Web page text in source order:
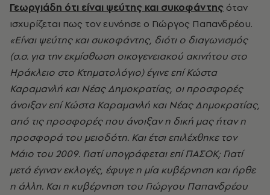
Γεωργιάδη ότι είναι ψεύτης και συκοφάντης όταν
ισχυρίζεται πως τον ευνόησε ο Γιώργος Παπανδρέου.
«Είναι ψεύτης και συκοφάντης, διότι ο διαγωνισμός
(σ.σ. για την εκμίσθωση οικογενειακού ακινήτου στο
Ηράκλειο στο Κτηματολόγιο) έγινε επί Κώστα
Καραμανλή και Νέας Δημοκρατίας, οι προσφορές
άνοιξαν επί Κώστα Καραμανλή και Νέας Δημοκρατίας,
από τις προσφορές που άνοιξαν η δική μας ήταν η
προσφορά του μειοδότη. Και έτσι επιλέχθηκε τον
Μάιο του 2009. Γιατί υπογράφεται επί ΠΑΣΟΚ; Γιατί
μετά έγιναν εκλογές, έφυγε η μία κυβέρνηση και ήρθε
η άλλη. Και η κυβέρνηση του Γιώργου Παπανδρέου